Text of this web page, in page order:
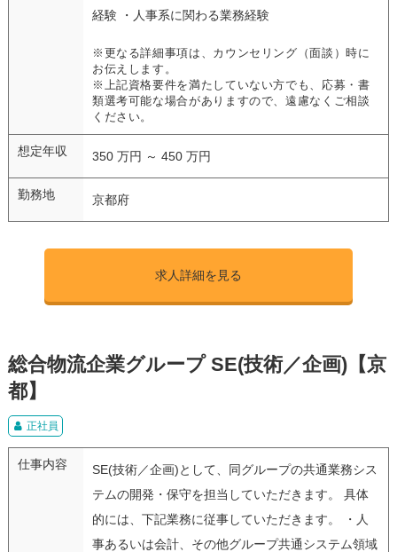
経験 ・人事系に関わる業務経験
※更なる詳細事項は、カウンセリング（面談）時に
お伝えします。
※上記資格要件を満たしていない方でも、応募・書
類選考可能な場合がありますので、遠慮なくご相談
ください。
想定年収 350 万円 ～ 450 万円
勤務地 京都府
求人詳細を見る
総合物流企業グループ SE(技術／企画)【京
都】
正社員
仕事内容
SE(技術／企画)として、同グループの共通業務シス
テムの開発・保守を担当していただきます。 具体
的には、下記業務に従事していただきます。 ・人
事あるいは会計、その他グループ共通システム領域